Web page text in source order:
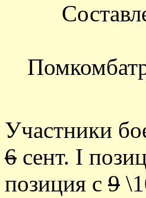
Участники
6 сент. I
позиция с 9